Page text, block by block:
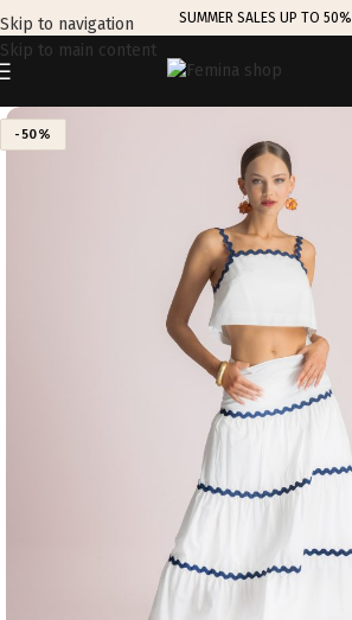
Skip to navigation
Skip to main content
SUMMER SALES UP TO 50%
-50%